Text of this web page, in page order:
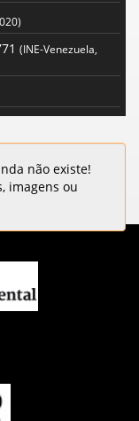
(INE-Venezuela,
não existe!
imagens ou